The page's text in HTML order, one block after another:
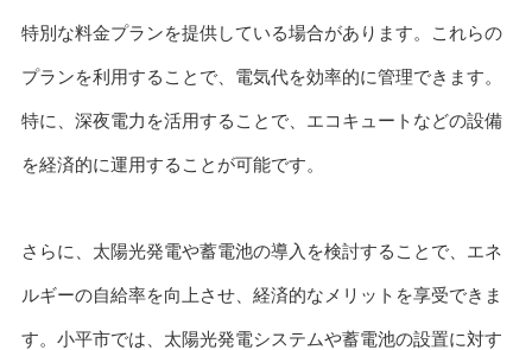
特別な料金プランを提供している場合があります。これらの
プランを利用することで、電気代を効率的に管理できます。
特に、深夜電力を活用することで、エコキュートなどの設備
を経済的に運用することが可能です。
さらに、太陽光発電や蓄電池の導入を検討することで、エネ
ルギーの自給率を向上させ、経済的なメリットを享受できま
す。小平市では、太陽光発電システムや蓄電池の設置に対す